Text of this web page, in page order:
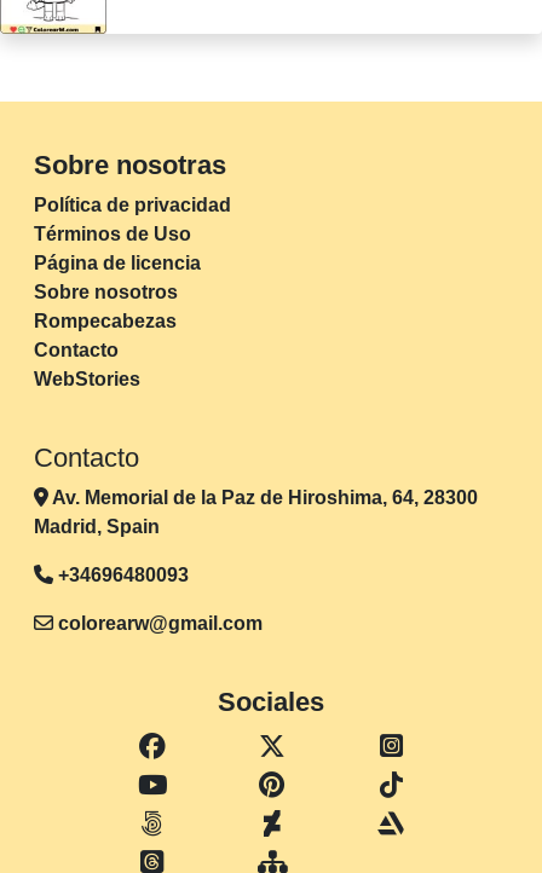
Sobre nosotras
Política de privacidad
Términos de Uso
Página de licencia
Sobre nosotros
Rompecabezas
Contacto
WebStories
Contacto
Av. Memorial de la Paz de Hiroshima, 64, 28300
Madrid, Spain
+34696480093
colorearw@gmail.com
Sociales